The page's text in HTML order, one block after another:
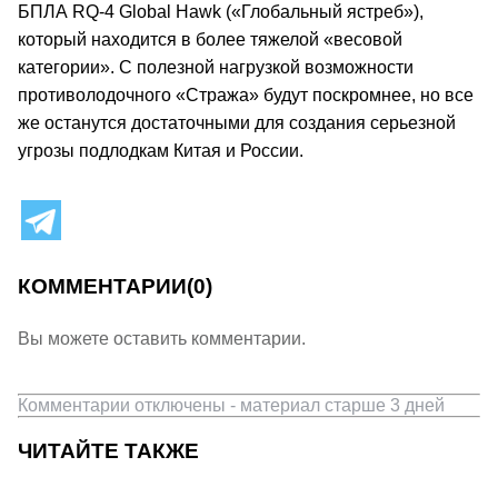
БПЛА RQ-4 Global Hawk («Глобальный ястреб»),
который находится в более тяжелой «весовой
категории». С полезной нагрузкой возможности
противолодочного «Стража» будут поскромнее, но все
же останутся достаточными для создания серьезной
угрозы подлодкам Китая и России.
КОММЕНТАРИИ(0)
Вы можете оставить комментарии.
Комментарии отключены - материал старше 3 дней
ЧИТАЙТЕ ТАКЖЕ